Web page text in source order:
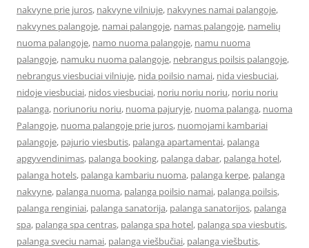
nakvyne prie juros, nakvyne vilniuje, nakvynes namai palangoje,
nakvynes palangoje, namai palangoje, namas palangoje, namelių
nuoma palangoje, namo nuoma palangoje, namu nuoma
palangoje, namuku nuoma palangoje, nebrangus poilsis palangoje,
nebrangus viesbuciai vilniuje, nida poilsio namai, nida viesbuciai,
nidoje viesbuciai, nidos viesbuciai, noriu noriu noriu, noriu noriu
palanga, noriunoriu noriu, nuoma pajuryje, nuoma palanga, nuoma
Palangoje, nuoma palangoje prie juros, nuomojami kambariai
palangoje, pajurio viesbutis, palanga apartamentai, palanga
apgyvendinimas, palanga booking, palanga dabar, palanga hotel,
palanga hotels, palanga kambariu nuoma, palanga kerpe, palanga
nakvyne, palanga nuoma, palanga poilsio namai, palanga poilsis,
palanga renginiai, palanga sanatorija, palanga sanatorijos, palanga
spa, palanga spa centras, palanga spa hotel, palanga spa viesbutis,
palanga sveciu namai, palanga viešbučiai, palanga viešbutis,